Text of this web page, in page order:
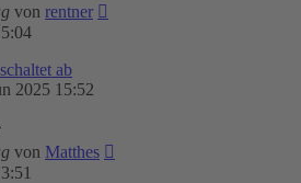
von rentner
ab
2025 15:52
von Matthes